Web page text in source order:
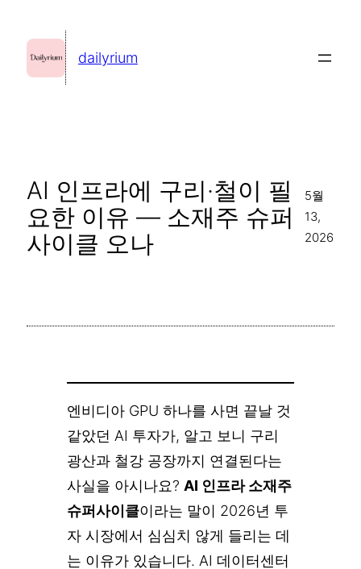
dailyrium
AI 인프라에 구리·철이 필
요한 이유 — 소재주 슈퍼
사이클 오나
5월
13,
2026
엔비디아 GPU 하나를 사면 끝날 것
같았던 AI 투자가, 알고 보니 구리
광산과 철강 공장까지 연결된다는
사실을 아시나요? AI 인프라 소재주
슈퍼사이클이라는 말이 2026년 투
자 시장에서 심심치 않게 들리는 데
는 이유가 있습니다. AI 데이터센터